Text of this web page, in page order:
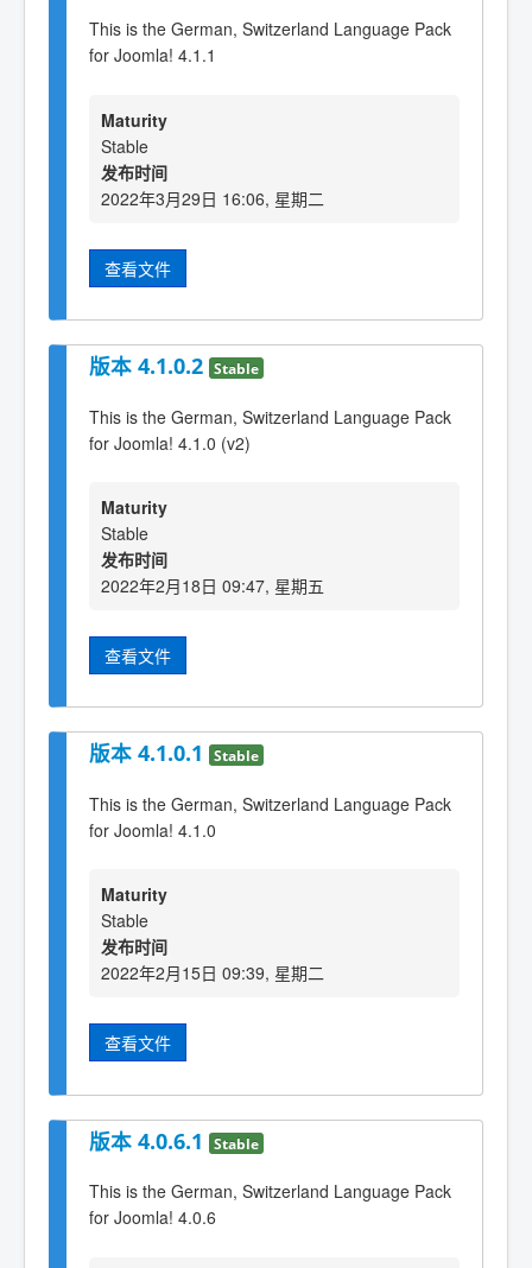
This is the German, Switzerland Language Pack
for Joomla! 4.1.1
Maturity
Stable
发布时间
2022年3月29日 16:06, 星期二
查看文件
版本 4.1.0.2 Stable
This is the German, Switzerland Language Pack
for Joomla! 4.1.0 (v2)
Maturity
Stable
发布时间
2022年2月18日 09:47, 星期五
查看文件
版本 4.1.0.1 Stable
This is the German, Switzerland Language Pack
for Joomla! 4.1.0
Maturity
Stable
发布时间
2022年2月15日 09:39, 星期二
查看文件
版本 4.0.6.1 Stable
This is the German, Switzerland Language Pack
for Joomla! 4.0.6